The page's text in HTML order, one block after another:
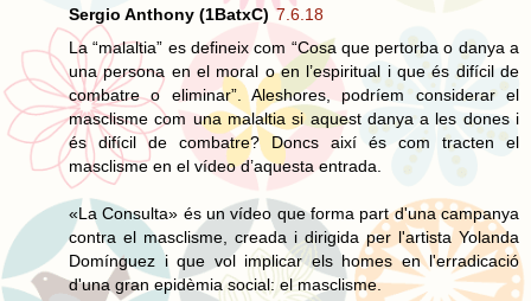
Sergio Anthony (1BatxC) 7.6.18
La “malaltia” es defineix com “Cosa que pertorba o danya a
una persona en el moral o en l’espiritual i que és difícil de
combatre o eliminar”. Aleshores, podríem considerar el
masclisme com una malaltia si aquest danya a les dones i
és difícil de combatre? Doncs així és com tracten el
masclisme en el vídeo d’aquesta entrada.
«La Consulta» és un vídeo que forma part d'una campanya
contra el masclisme, creada i dirigida per l'artista Yolanda
Domínguez i que vol implicar els homes en l'erradicació
d'una gran epidèmia social: el masclisme.